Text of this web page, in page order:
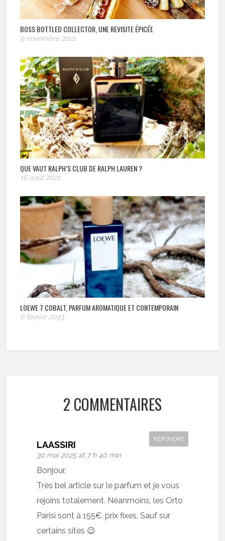
BOSS BOTTLED COLLECTOR, UNE REVISITE ÉPICÉE
9 novembre 2021
QUE VAUT RALPH’S CLUB DE RALPH LAUREN ?
16 août 2021
LOEWE 7 COBALT, PARFUM AROMATIQUE ET CONTEMPORAIN
6 février 2023
2 COMMENTAIRES
LAASSIRI
30 mai 2025 at 7 h 40 min
RÉPONDRE
Bonjour,
Très bel article sur le parfum et je vous
rejoins totalement. Néanmoins, les Orto
Parisi sont à 155€, prix fixes. Sauf sur
certains sites 😉